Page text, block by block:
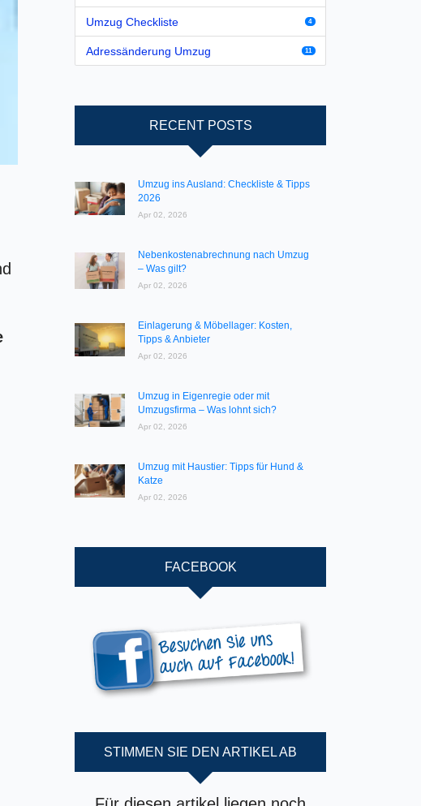
Umzug Checkliste 4
Adressänderung Umzug 11
RECENT POSTS
Umzug ins Ausland: Checkliste & Tipps
2026
Apr 02, 2026
Nebenkostenabrechnung nach Umzug
– Was gilt?
Apr 02, 2026
Einlagerung & Möbellager: Kosten,
Tipps & Anbieter
Apr 02, 2026
Umzug in Eigenregie oder mit
Umzugsfirma – Was lohnt sich?
Apr 02, 2026
Umzug mit Haustier: Tipps für Hund &
Katze
Apr 02, 2026
FACEBOOK
STIMMEN SIE DEN ARTIKEL AB